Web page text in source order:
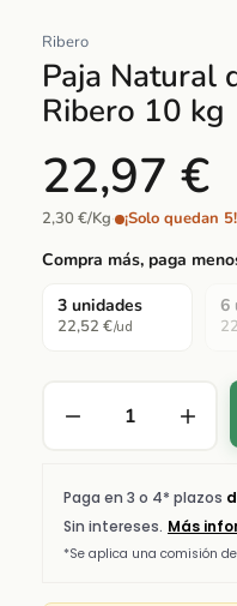
multimedia
1
en
una
ventana
modal
Ribero
Paja Natural
Ribero 10 kg
22,97 €
2,30 €/Kg· ¡Solo quedan 5!
Compra más, paga
3 unidades
22,52 €/ud
6